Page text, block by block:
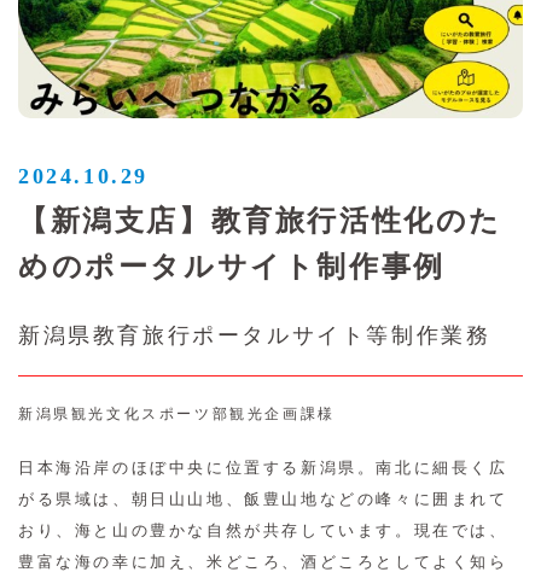
2024.10.29
【新潟支店】教育旅行活性化のた
めのポータルサイト制作事例
新潟県教育旅行ポータルサイト等制作業務
新潟県観光文化スポーツ部観光企画課様
日本海沿岸のほぼ中央に位置する新潟県。南北に細長く広
がる県域は、朝日山山地、飯豊山地などの峰々に囲まれて
おり、海と山の豊かな自然が共存しています。現在では、
豊富な海の幸に加え、米どころ、酒どころとしてよく知ら